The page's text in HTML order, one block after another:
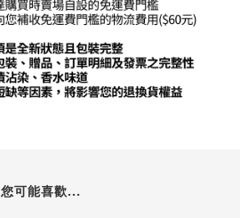
您可能喜歡...